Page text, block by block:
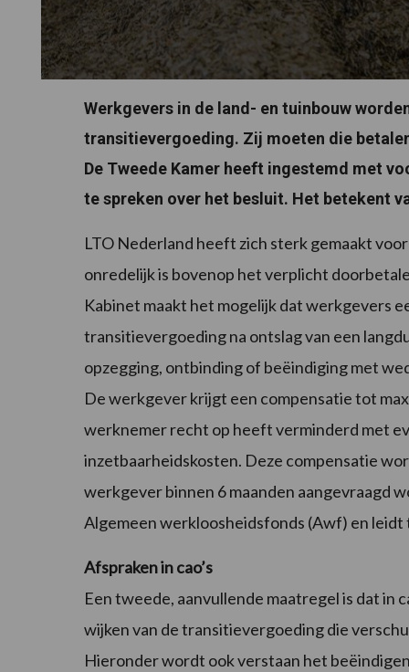
Werkgevers in de land- en tuinbouw
transitievergoeding. Zij moeten die
De Tweede Kamer heeft ingestemd met
te spreken over het besluit. Het betekent
LTO Nederland heeft zich sterk gemaakt
onredelijk is bovenop het verplicht
Kabinet maakt het mogelijk dat werkgevers
transitievergoeding na ontslag van een
opzegging, ontbinding of beëindiging met
De werkgever krijgt een compensatie tot
werknemer recht op heeft verminderd met
inzetbaarheidskosten. Deze compensatie
werkgever binnen 6 maanden aangevraagd
Algemeen werkloosheidsfonds (Awf) en
Afspraken in cao’s
Een tweede, aanvullende maatregel is dat in
wijken van de transitievergoeding die
Hieronder wordt ook verstaan het